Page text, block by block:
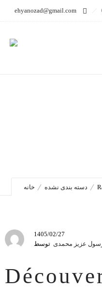
ehyanozad@gmail.com
خانه دسته بندی نشده
1405/02/27
توسط عزیز محمدی